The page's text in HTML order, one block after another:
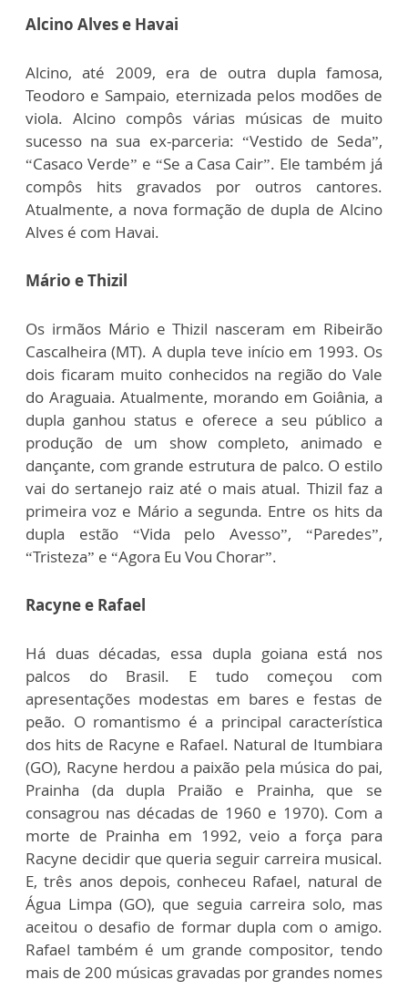
Alcino Alves e Havai
Alcino, até 2009, era de outra dupla famosa,
Teodoro e Sampaio, eternizada pelos modões de
viola. Alcino compôs várias músicas de muito
sucesso na sua ex-parceria: “Vestido de Seda”,
“Casaco Verde” e “Se a Casa Cair”. Ele também já
compôs hits gravados por outros cantores.
Atualmente, a nova formação de dupla de Alcino
Alves é com Havai.
Mário e Thizil
Os irmãos Mário e Thizil nasceram em Ribeirão
Cascalheira (MT). A dupla teve início em 1993. Os
dois ficaram muito conhecidos na região do Vale
do Araguaia. Atualmente, morando em Goiânia, a
dupla ganhou status e oferece a seu público a
produção de um show completo, animado e
dançante, com grande estrutura de palco. O estilo
vai do sertanejo raiz até o mais atual. Thizil faz a
primeira voz e Mário a segunda. Entre os hits da
dupla estão “Vida pelo Avesso”, “Paredes”,
“Tristeza” e “Agora Eu Vou Chorar”.
Racyne e Rafael
Há duas décadas, essa dupla goiana está nos
palcos do Brasil. E tudo começou com
apresentações modestas em bares e festas de
peão. O romantismo é a principal característica
dos hits de Racyne e Rafael. Natural de Itumbiara
(GO), Racyne herdou a paixão pela música do pai,
Prainha (da dupla Praião e Prainha, que se
consagrou nas décadas de 1960 e 1970). Com a
morte de Prainha em 1992, veio a força para
Racyne decidir que queria seguir carreira musical.
E, três anos depois, conheceu Rafael, natural de
Água Limpa (GO), que seguia carreira solo, mas
aceitou o desafio de formar dupla com o amigo.
Rafael também é um grande compositor, tendo
mais de 200 músicas gravadas por grandes nomes